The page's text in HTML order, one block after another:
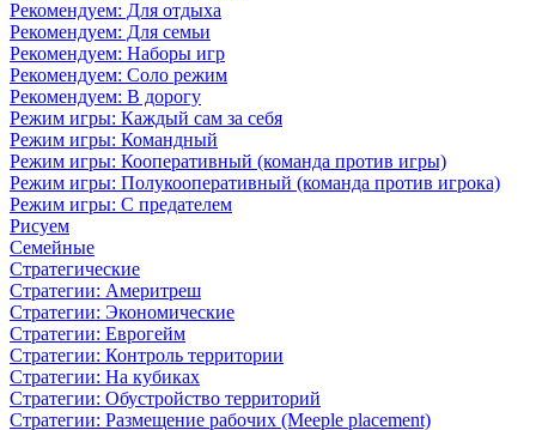
Рекомендуем: Для отдыха
Рекомендуем: Для семьи
Рекомендуем: Наборы игр
Рекомендуем: Соло режим
Рекомендуем: В дорогу
Режим игры: Каждый сам за себя
Режим игры: Командный
Режим игры: Кооперативный (команда против игры)
Режим игры: Полукооперативный (команда против игрока)
Режим игры: С предателем
Рисуем
Семейные
Стратегические
Стратегии: Америтреш
Стратегии: Экономические
Стратегии: Еврогейм
Стратегии: Контроль территории
Стратегии: На кубиках
Стратегии: Обустройство территорий
Стратегии: Размещение рабочих (Meeple placement)